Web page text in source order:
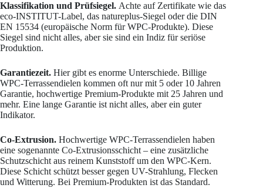
Klassifikation und Prüfsiegel. Achte auf Zertifikate wie das
eco-INSTITUT-Label, das natureplus-Siegel oder die DIN
EN 15534 (europäische Norm für WPC-Produkte). Diese
Siegel sind nicht alles, aber sie sind ein Indiz für seriöse
Produktion.
Garantiezeit. Hier gibt es enorme Unterschiede. Billige
WPC-Terrassendielen kommen oft nur mit 5 oder 10 Jahren
Garantie, hochwertige Premium-Produkte mit 25 Jahren und
mehr. Eine lange Garantie ist nicht alles, aber ein guter
Indikator.
Co-Extrusion. Hochwertige WPC-Terrassendielen haben
eine sogenannte Co-Extrusionsschicht – eine zusätzliche
Schutzschicht aus reinem Kunststoff um den WPC-Kern.
Diese Schicht schützt besser gegen UV-Strahlung, Flecken
und Witterung. Bei Premium-Produkten ist das Standard.